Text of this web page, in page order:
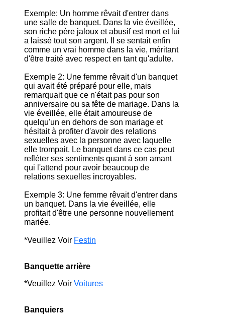
Exemple: Un homme rêvait d'entrer dans
une salle de banquet. Dans la vie éveillée,
son riche père jaloux et abusif est mort et lui
a laissé tout son argent. Il se sentait enfin
comme un vrai homme dans la vie, méritant
d'être traité avec respect en tant qu'adulte.
Exemple 2: Une femme rêvait d'un banquet
qui avait été préparé pour elle, mais
remarquait que ce n'était pas pour son
anniversaire ou sa fête de mariage. Dans la
vie éveillée, elle était amoureuse de
quelqu'un en dehors de son mariage et
hésitait à profiter d'avoir des relations
sexuelles avec la personne avec laquelle
elle trompait. Le banquet dans ce cas peut
refléter ses sentiments quant à son amant
qui l'attend pour avoir beaucoup de
relations sexuelles incroyables.
Exemple 3: Une femme rêvait d'entrer dans
un banquet. Dans la vie éveillée, elle
profitait d'être une personne nouvellement
mariée.
*Veuillez Voir Festin
Banquette arrière
*Veuillez Voir Voitures
Banquiers